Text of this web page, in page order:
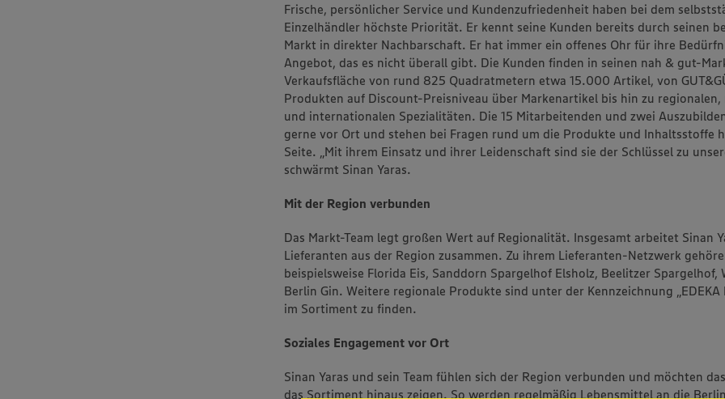
Frische, persönlicher Service und Kundenzufriedenheit haben bei dem
Einzelhändler höchste Priorität. Er kennt seine Kunden bereits durch seinen
Markt in direkter Nachbarschaft. Er hat immer ein offenes Ohr für ihre
Angebot, das es nicht überall gibt. Die Kunden finden in seinen nah & gut-
Verkaufsfläche von rund 825 Quadratmetern etwa 15.000 Artikel, von
Produkten auf Discount-Preisniveau über Markenartikel bis hin zu regionalen,
und internationalen Spezialitäten. Die 15 Mitarbeitenden und zwei
gerne vor Ort und stehen bei Fragen rund um die Produkte und Inhaltsstoffe
Seite. „Mit ihrem Einsatz und ihrer Leidenschaft sind sie der Schlüssel zu
schwärmt Sinan Yaras.
Mit der Region verbunden
Das Markt-Team legt großen Wert auf Regionalität. Insgesamt arbeitet Sinan
Lieferanten aus der Region zusammen. Zu ihrem Lieferanten-Netzwerk
beispielsweise Florida Eis, Sanddorn Spargelhof Elsholz, Beelitzer Spargelhof,
Berlin Gin. Weitere regionale Produkte sind unter der Kennzeichnung „EDEKA
im Sortiment zu finden.
Soziales Engagement vor Ort
Sinan Yaras und sein Team fühlen sich der Region verbunden und möchten
das Sortiment hinaus zeigen. So werden regelmäßig Lebensmittel an die